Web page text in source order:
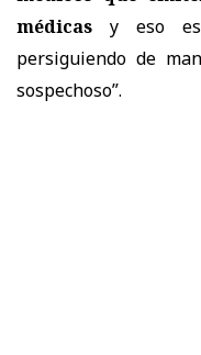
médicas y eso es
persiguiendo de
sospechoso”.